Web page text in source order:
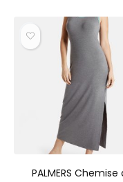
PALMERS Chemise